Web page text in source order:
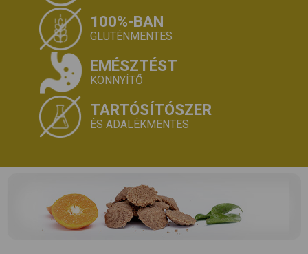
100%-BAN
GLUTÉNMENTES
EMÉSZTÉST
KÖNNYÍTŐ
TARTÓSÍTÓSZER
ÉS ADALÉKMENTES